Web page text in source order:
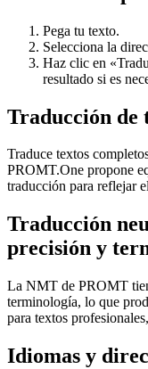
Pega tu texto.
Selecciona la
Haz clic en
resultado si es
Traducción de
Traduce textos
PROMT.One propone
traducción para reflejar
Traducción
precisión y
La NMT de PROMT
terminología, lo que
para textos
Idiomas y